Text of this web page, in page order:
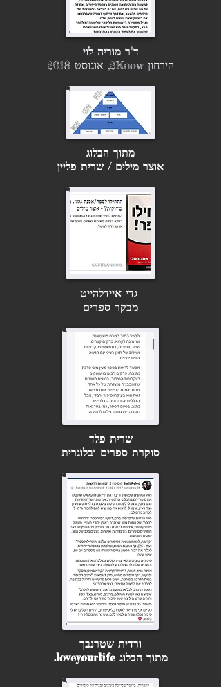
ד"ר מוריה לוי
הירחון 2Know, אוגוסט 2018
מתוך הבלוג
אוצר מילים / שרית פליין
גדי איידלהייט
מבקר ספרים
שרית פלד
סוקרת ספרים ובלוגרית
ורדית שטרנבך
מתוך הבלוג loveyourlife.